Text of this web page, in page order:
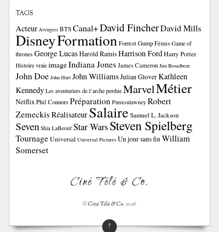
TAGS
Acteur Avengers BTSCanal+David FincherDavid Mills
DisneyFormationForrest GumpFémis Game of
thrones George LucasHarold RamisHarrison FordHarry Potter
Histoire vraie imageIndiana Jones James Cameron Jim Broadbent
John Doe John Hurt John WilliamsJulian GloverKathleen
Kennedy Les aventuriers de l’arche perdue MarvelMétier
NetflixPhil ConnorsPréparation Punxsutawney Robert
ZemeckisRéalisateurSalaire Samuel L. Jackson
Seven Shia LaBeouf Star WarsSteven Spielberg
TournageUniversal Universal Pictures Un jour sans finWilliam
Somerset
Ciné Télé & Co.
©Ciné Télé & Co.2026
↑